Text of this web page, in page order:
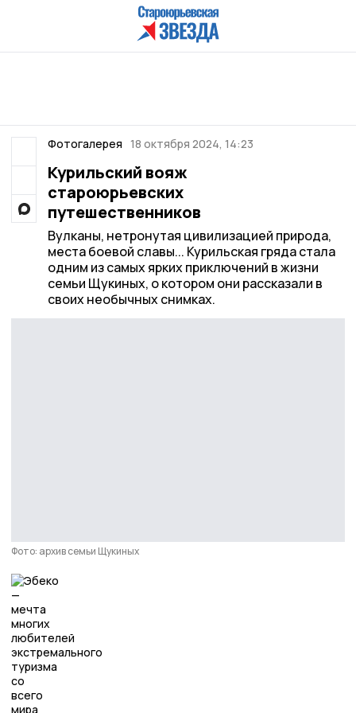
Фотогалерея 18 октября 2024, 14:23
Курильский вояж
староюрьевских
путешественников
Вулканы, нетронутая цивилизацией природа,
места боевой славы... Курильская гряда стала
одним из самых ярких приключений в жизни
семьи Щукиных, о котором они рассказали в
своих необычных снимках.
Фото: архив семьи Щукиных